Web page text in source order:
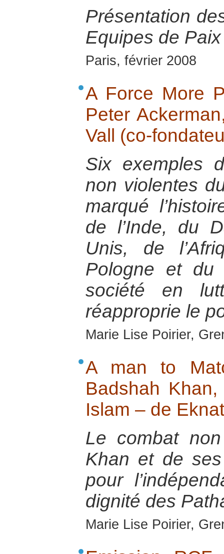
Présentation
Equipes de
Paris, février 2008
A Force More
Peter
Vall (co-
Six exemples
non violentes
marqué
de l’Inde, du
Unis, de
Pologne et du
société en
réapproprie le
Marie Lise Poirier,
A man to
Badshah
Islam – de
Le combat
Khan et de
pour
dignité des
Marie Lise Poirier,